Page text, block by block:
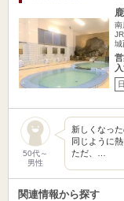
南
城
50代～
男性
新しくなっ
同じように
ただ、…
関連情報から探す